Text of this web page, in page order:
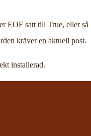
EOF satt till True, eller så
kräver en aktuell post.
installerad.